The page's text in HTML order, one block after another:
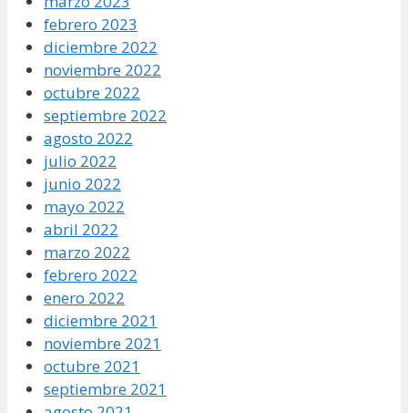
febrero 2023
diciembre 2022
noviembre 2022
octubre 2022
septiembre 2022
agosto 2022
julio 2022
junio 2022
mayo 2022
abril 2022
marzo 2022
febrero 2022
enero 2022
diciembre 2021
noviembre 2021
octubre 2021
septiembre 2021